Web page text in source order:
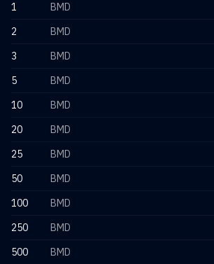
1
BMD
2
BMD
3
BMD
5
BMD
10
BMD
20
BMD
25
BMD
50
BMD
100
BMD
250
BMD
500
BMD